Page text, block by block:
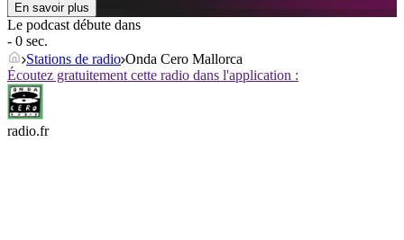
En savoir plus
Le podcast débute dans
- 0 sec.
Stations de radio Onda Cero Mallorca
Écoutez gratuitement cette radio dans l'application :
radio.fr